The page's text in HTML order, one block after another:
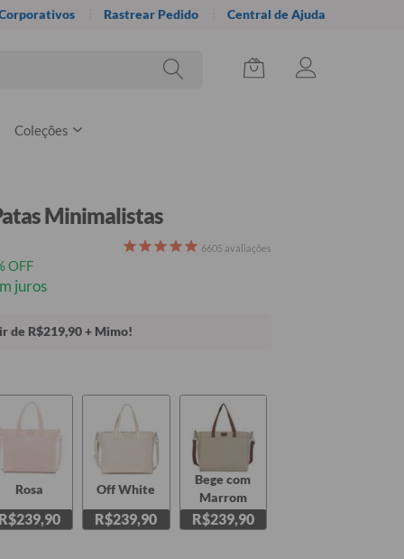
Rastrear Pedido Central de Ajuda
Coleções
Minimalistas
OFF
juros
6605 avaliações
de R$219,90 + Mimo!
Rosa
R$239,90
Off White
R$239,90
Bege com
Marrom
R$239,90